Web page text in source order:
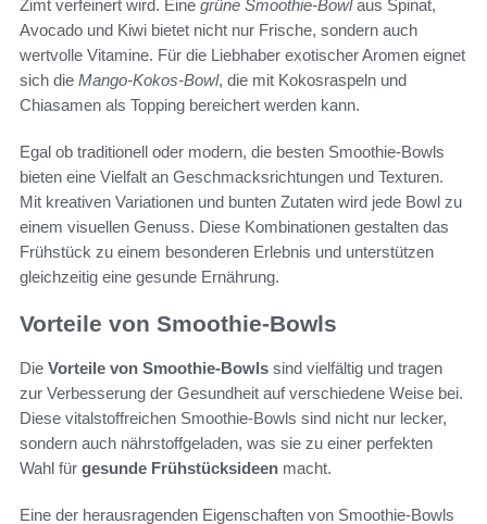
Zimt verfeinert wird. Eine grüne Smoothie-Bowlaus Spinat,
Avocado und Kiwi bietet nicht nur Frische, sondern auch
wertvolle Vitamine. Für die Liebhaber exotischer Aromen eignet
sich die Mango-Kokos-Bowl, die mit Kokosraspeln und
Chiasamen als Topping bereichert werden kann.
Egal ob traditionell oder modern, die besten Smoothie-Bowls
bieten eine Vielfalt an Geschmacksrichtungen und Texturen.
Mit kreativen Variationen und bunten Zutaten wird jede Bowl zu
einem visuellen Genuss. Diese Kombinationen gestalten das
Frühstück zu einem besonderen Erlebnis und unterstützen
gleichzeitig eine gesunde Ernährung.
Vorteile von Smoothie-Bowls
Die Vorteile von Smoothie-Bowls sind vielfältig und tragen
zur Verbesserung der Gesundheit auf verschiedene Weise bei.
Diese vitalstoffreichen Smoothie-Bowls sind nicht nur lecker,
sondern auch nährstoffgeladen, was sie zu einer perfekten
Wahl für gesunde Frühstücksideen macht.
Eine der herausragenden Eigenschaften von Smoothie-Bowls